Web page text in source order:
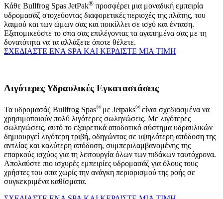
Κάθε Bullfrog Spas JetPak® προσφέρει μια μοναδική εμπειρία
υδρομασάζ στοχεύοντας διαφορετικές περιοχές της πλάτης, του
λαιμού και των ώμων σας και ποικίλλει σε ισχύ και ένταση.
Εξατομικεύστε το σπα σας επιλέγοντας τα αγαπημένα σας με τη
δυνατότητα να τα αλλάξετε όποτε θέλετε.
ΣΧΕΔΙΑΣΤΕ ΕΝΑ SPA ΚΑΙ ΚΕΡΔΙΣΤΕ ΜΙΑ ΤΙΜΗ
Λιγότερες Υδραυλικές Εγκαταστάσεις
Τα υδρομασάζ Bullfrog Spas® με Jetpaks® είναι σχεδιασμένα να
χρησιμοποιούν πολύ λιγότερες σωληνώσεις. Με λιγότερες
σωληνώσεις, αυτό το εξαιρετικά αποδοτικό σύστημα υδραυλικών
δημιουργεί λιγότερη τριβή, οδηγώντας σε υψηλότερη απόδοση της
αντλίας και καλύτερη απόδοση, συμπεριλαμβανομένης της
επαρκούς ισχύος για τη λειτουργία όλων των πιδάκων ταυτόχρονα.
Απολαύστε πιο ισχυρές εμπειρίες υδρομασάζ για όλους τους
χρήστες του σπα χωρίς την ανάγκη περιορισμού της ροής σε
συγκεκριμένα καθίσματα.